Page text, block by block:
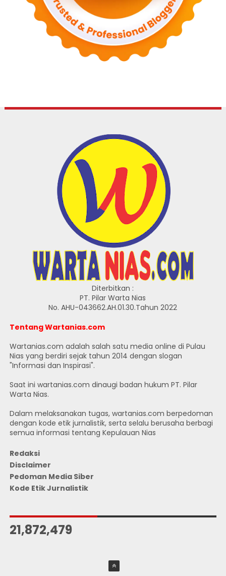
Diterbitkan :
PT. Pilar Warta Nias
No. AHU-043662.AH.01.30.Tahun 2022
Tentang Wartanias.com
Wartanias.com adalah salah satu media online di Pulau
Nias yang berdiri sejak tahun 2014 dengan slogan
"Informasi dan Inspirasi".
Saat ini wartanias.com dinaugi badan hukum PT. Pilar
Warta Nias.
Dalam melaksanakan tugas, wartanias.com berpedoman
dengan kode etik jurnalistik, serta selalu berusaha berbagi
semua informasi tentang Kepulauan Nias
Redaksi
Disclaimer
Pedoman Media Siber
Kode Etik Jurnalistik
21,872,479